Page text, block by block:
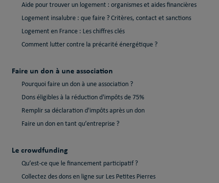
Aide pour trouver un logement : organismes et aides financières
Logement insalubre : que faire ? Critères, contact et sanctions
Logement en France : Les chiffres clés
Comment lutter contre la précarité énergétique ?
Faire un don à une association
Pourquoi faire un don à une association ?
Dons éligibles à la réduction d'impôts de 75%
Remplir sa déclaration d'impôts après un don
Faire un don en tant qu’entreprise ?
Le crowdfunding
Qu’est-ce que le financement participatif ?
Collectez des dons en ligne sur Les Petites Pierres